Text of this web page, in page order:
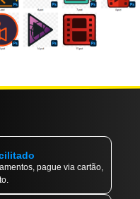
pague via cartão,